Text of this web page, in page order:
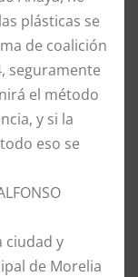
plásticas se
de coalición
seguramente
el método
y si la
eso se
ciudad y
de Morelia